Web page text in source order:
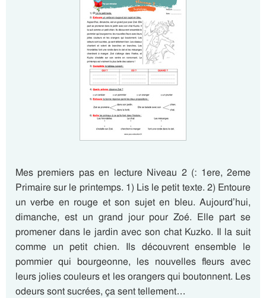
Mes premiers pas en lecture Niveau 2 (: 1ere, 2eme
Primaire sur le printemps. 1) Lis le petit texte. 2) Entoure
un verbe en rouge et son sujet en bleu. Aujourd’hui,
dimanche, est un grand jour pour Zoé. Elle part se
promener dans le jardin avec son chat Kuzko. Il la suit
comme un petit chien. Ils découvrent ensemble le
pommier qui bourgeonne, les nouvelles fleurs avec
leurs jolies couleurs et les orangers qui boutonnent. Les
odeurs sont sucrées, ça sent tellement…